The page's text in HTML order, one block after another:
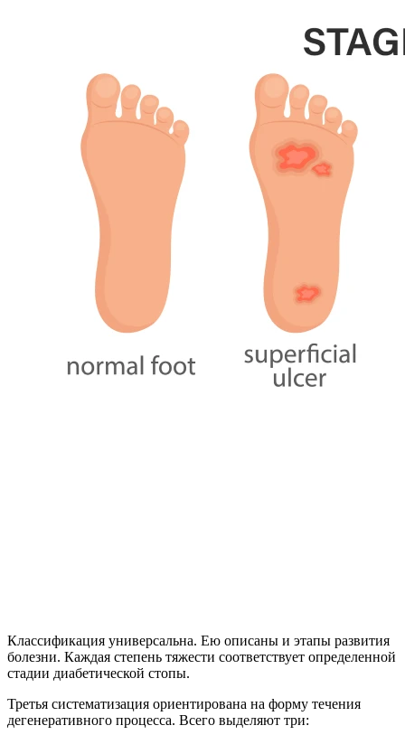
Классификация универсальна. Ею описаны и этапы развития
болезни. Каждая степень тяжести соответствует определенной
стадии диабетической стопы.
Третья систематизация ориентирована на форму течения
дегенеративного процесса. Всего выделяют три: